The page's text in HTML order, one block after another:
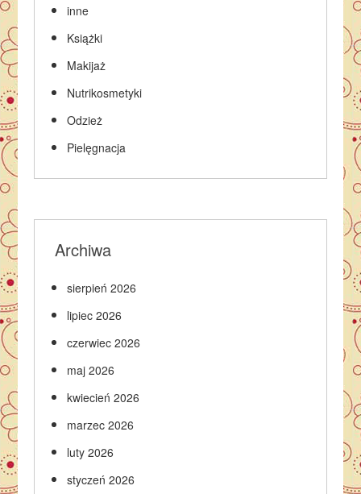
inne
Książki
Makijaż
Nutrikosmetyki
Odzież
Pielęgnacja
Archiwa
sierpień 2026
lipiec 2026
czerwiec 2026
maj 2026
kwiecień 2026
marzec 2026
luty 2026
styczeń 2026